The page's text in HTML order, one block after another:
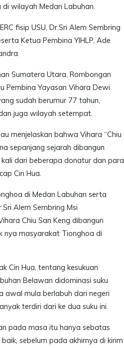
wilayah Medan Labuhan.
fisip USU, Dr.Sri Alem Sembring
Ketua Pembina YIHLP, Ade
Sumatera Utara, Rombongan
Pembina Yayasan Vihara Dewi
sudah berumur 77 tahun,
juga wilayah setempat.
menjelaskan bahwa Vihara “Chiu
sepanjang sejarah dibangun
dari beberapa donatur dan para
Cin Hua.
di Medan Labuhan serta
Alem Sembring Msi
Chiu San Keng dibangun
nya masyarakat Tionghoa di
Cin Hua, tentang kesukuan
Belawan didominasi suku
awal mula berlabuh dari negeri
terdiri dari ke dua suku ini.
pada masa itu hanya sebatas
sebelum pada akhirnya di kirim